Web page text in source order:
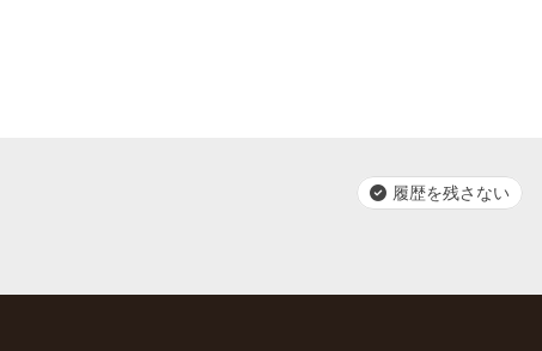
履歴を残さない